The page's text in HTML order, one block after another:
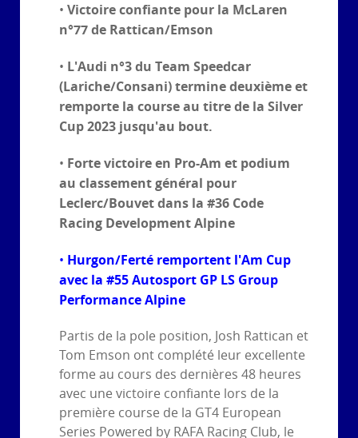
• Victoire confiante pour la McLaren
n°77 de Rattican/Emson
• L'Audi n°3 du Team Speedcar
(Lariche/Consani) termine deuxième et
remporte la course au titre de la Silver
Cup 2023 jusqu'au bout.
• Forte victoire en Pro-Am et podium
au classement général pour
Leclerc/Bouvet dans la #36 Code
Racing Development Alpine
• Hurgon/Ferté remportent l'Am Cup
avec la #55 Autosport GP LS Group
Performance Alpine
Partis de la pole position, Josh Rattican et
Tom Emson ont complété leur excellente
forme au cours des dernières 48 heures
avec une victoire confiante lors de la
première course de la GT4 European
Series Powered by RAFA Racing Club, le